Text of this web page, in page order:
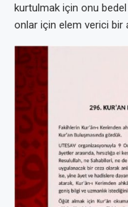
kurtulmak için onu
onlar için elem verici bir